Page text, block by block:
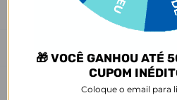
leve variação de cor/tonalidade.
🎁 VOCÊ GANHOU ATÉ
CUPOM
Coloque o email para